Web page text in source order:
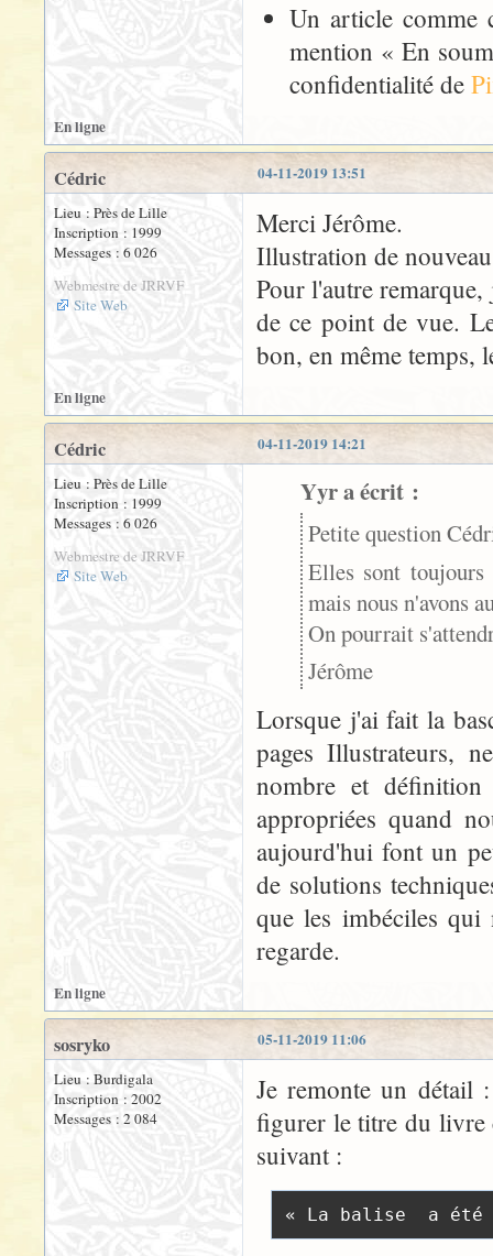
Un article comme
mention « En
confidentialité de
En ligne
04-11-2019 13:51
Cédric
Lieu : Près de Lille
Inscription : 1999
Messages : 6 026
Webmestre de JRRVF
Site Web
Merci Jérôme.
Illustration de
Pour l'autre
de ce point de vue.
bon, en même temps,
En ligne
04-11-2019 14:21
Cédric
Lieu : Près de Lille
Inscription : 1999
Messages : 6 026
Webmestre de JRRVF
Site Web
Yyr a écrit :
Petite question
Elles sont
mais nous n'avons
On pourrait
Jérôme
Lorsque j'ai fait la
pages Illustrateurs,
nombre et
appropriées quand
aujourd'hui font un
de solutions
que les imbéciles qui
regarde.
En ligne
05-11-2019 11:06
sosryko
Lieu : Burdigala
Inscription : 2002
Messages : 2 084
Je remonte un détail
figurer le titre du livre
suivant :
« La balise  a été